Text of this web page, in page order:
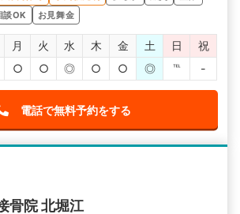
談OK お見舞金
月 火 水 木 金 土 日
祝
○ ○ ◎ ○ ○ ◎ ℡ -
電話で無料予約をする
骨院 北堀江